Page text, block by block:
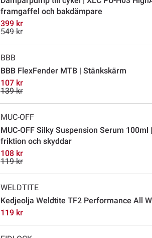
framgaffel och bakdämpare
399 kr
549 kr
BBB
BBB FlexFender MTB | Stänkskärm
107 kr
139 kr
MUC-OFF
MUC-OFF Silky Suspension Serum 100ml
friktion och skyddar
108 kr
119 kr
WELDTITE
Kedjeolja Weldtite TF2 Performance All
119 kr